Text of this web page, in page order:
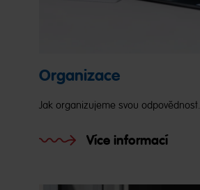
Organizace
Jak organizujeme svou odpovědnost.
Více informací